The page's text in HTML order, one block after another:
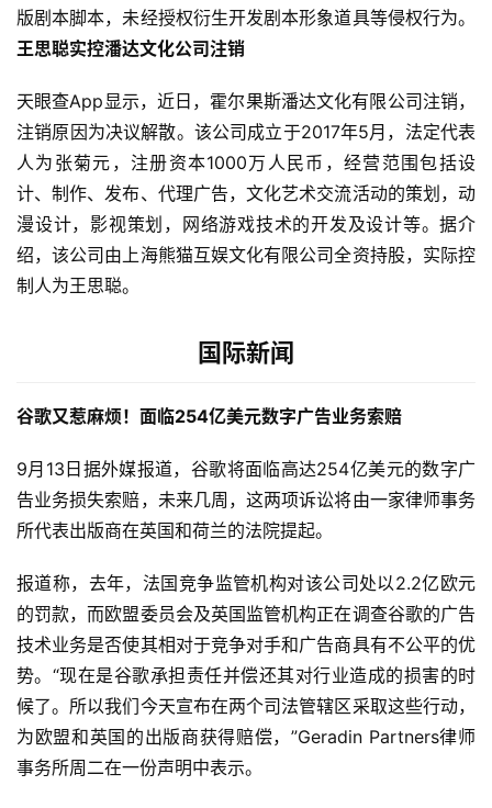
智
能
驶
智
慧
城
市
版剧本脚本，未经授权衍生开发剧本形象道具等侵权行为。
王思聪实控潘达文化公司注销
天眼查App显示，近日，霍尔果斯潘达文化有限公司注销，
注销原因为决议解散。该公司成立于2017年5月，法定代表
人为张菊元，注册资本1000万人民币，经营范围包括设
计、制作、发布、代理广告，文化艺术交流活动的策划，动
漫设计，影视策划，网络游戏技术的开发及设计等。据介
绍，该公司由上海熊猫互娱文化有限公司全资持股，实际控
制人为王思聪。
国际新闻
谷歌又惹麻烦！面临254亿美元数字广告业务索赔
9月13日据外媒报道，谷歌将面临高达254亿美元的数字广
告业务损失索赔，未来几周，这两项诉讼将由一家律师事务
所代表出版商在英国和荷兰的法院提起。
报道称，去年，法国竞争监管机构对该公司处以2.2亿欧元
的罚款，而欧盟委员会及英国监管机构正在调查谷歌的广告
技术业务是否使其相对于竞争对手和广告商具有不公平的优
势。“现在是谷歌承担责任并偿还其对行业造成的损害的时
候了。所以我们今天宣布在两个司法管辖区采取这些行动，
为欧盟和英国的出版商获得赔偿，”Geradin Partners律师
事务所周二在一份声明中表示。